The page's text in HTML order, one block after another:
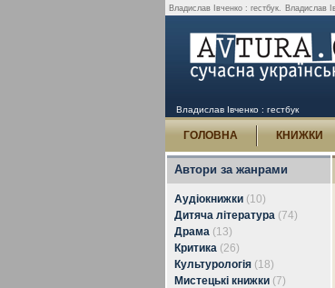
Владислав Івченко : гестбук. Владислав
Владислав Івченко : гестбук
ГОЛОВНА КНИЖКИ
Автори за жанрами
Аудіокнижки (10)
Дитяча література (74)
Драма (13)
Критика (26)
Культурологія (18)
Мистецькі книжки (7)